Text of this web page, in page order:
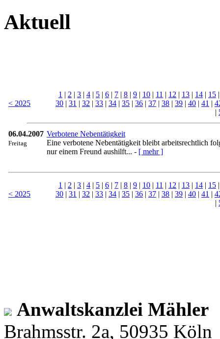
Aktuell
< 2025
1 | 2 | 3 | 4 | 5 | 6 | 7 | 8 | 9 | 10 | 11 | 12 | 13 | 14 | 15
30 | 31 | 32 | 33 | 34 | 35 | 36 | 37 | 38 | 39 | 40 | 41 |
|
06.04.2007
Freitag
Verbotene Nebentätigkeit
Eine verbotene Nebentätigkeit bleibt arbeitsrechtlich
nur einem Freund aushilft... - [ mehr ]
< 2025
1 | 2 | 3 | 4 | 5 | 6 | 7 | 8 | 9 | 10 | 11 | 12 | 13 | 14 | 15
30 | 31 | 32 | 33 | 34 | 35 | 36 | 37 | 38 | 39 | 40 | 41 |
|
Anwaltskanzlei Mähler
Brahmsstr. 2a, 50935 Köln